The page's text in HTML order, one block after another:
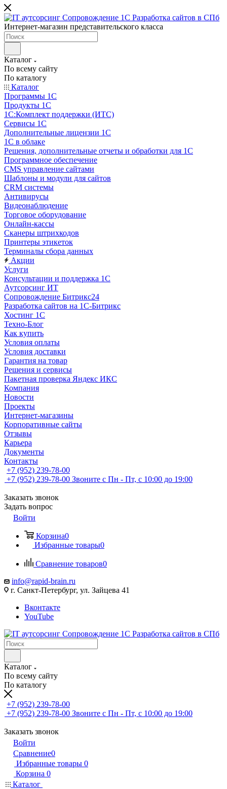
Интернет-магазин представительского класса
Каталог
По всему сайту
По каталогу
Каталог
Программы 1С
Продукты 1С
1С:Комплект поддержки (ИТС)
Сервисы 1С
Дополнительные лицензии 1С
1С в облаке
Решения, дополнительные отчеты и обработки для 1С
Программное обеспечение
CMS управление сайтами
Шаблоны и модули для сайтов
CRM системы
Антивирусы
Видеонаблюдение
Торговое оборудование
Онлайн-кассы
Сканеры штрихкодов
Принтеры этикеток
Терминалы сбора данных
Акции
Услуги
Консультации и поддержка 1C
Аутсорсинг ИТ
Сопровождение Битрикс24
Разработка сайтов на 1С‑Битрикс
Хостинг 1С
Техно-Блог
Как купить
Условия оплаты
Условия доставки
Гарантия на товар
Решения и сервисы
Пакетная проверка Яндекс ИКС
Компания
Новости
Проекты
Интернет-магазины
Корпоративные сайты
Отзывы
Карьера
Документы
Контакты
+7 (952) 239-78-00
+7 (952) 239-78-00 Звоните с Пн - Пт, с 10:00 до 19:00
Заказать звонок
Задать вопрос
Войти
Корзина0
Избранные товары0
Сравнение товаров0
info@rapid-brain.ru
г. Санкт-Петербург, ул. Зайцева 41
Вконтакте
YouTube
Каталог
По всему сайту
По каталогу
+7 (952) 239-78-00
+7 (952) 239-78-00 Звоните с Пн - Пт, с 10:00 до 19:00
Заказать звонок
Войти
Сравнение0
Избранные товары 0
Корзина 0
Каталог